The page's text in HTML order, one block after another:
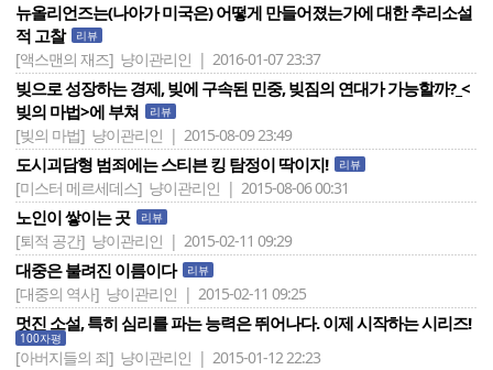
뉴올리언즈는(나아가 미국은) 어떻게 만들어졌는가에 대한 추리소설
적 고찰
리뷰
[액스맨의 재즈] 냥이관리인 | 2016-01-07 23:37
빚으로 성장하는 경제, 빚에 구속된 민중, 빚짐의 연대가 가능할까?_<
빚의 마법>에 부쳐
리뷰
[빚의 마법] 냥이관리인 | 2015-08-09 23:49
도시괴담형 범죄에는 스티븐 킹 탐정이 딱이지! 리뷰
[미스터 메르세데스] 냥이관리인 | 2015-08-06 00:31
노인이 쌓이는 곳 리뷰
[퇴적 공간] 냥이관리인 | 2015-02-11 09:29
대중은 불려진 이름이다 리뷰
[대중의 역사] 냥이관리인 | 2015-02-11 09:25
멋진 소설, 특히 심리를 파는 능력은 뛰어나다. 이제 시작하는 시리즈!
100자평
[아버지들의 죄] 냥이관리인 | 2015-01-12 22:23